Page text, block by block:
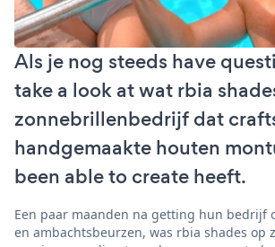
Als je nog steeds have
take a look at wat rbia
zonnebrillenbedrijf dat
handgemaakte houten
been able to create heeft.
Een paar maanden na getting hun bedrijf
en ambachtsbeurzen, was rbia shades op